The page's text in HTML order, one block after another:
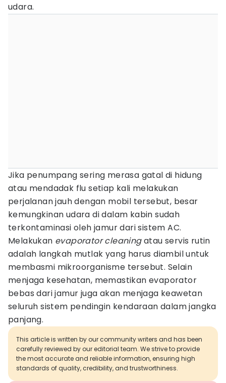
udara.
Jika penumpang sering merasa gatal di hidung
atau mendadak flu setiap kali melakukan
perjalanan jauh dengan mobil tersebut, besar
kemungkinan udara di dalam kabin sudah
terkontaminasi oleh jamur dari sistem AC.
Melakukan evaporator cleaningatau servis rutin
adalah langkah mutlak yang harus diambil untuk
membasmi mikroorganisme tersebut. Selain
menjaga kesehatan, memastikan evaporator
bebas dari jamur juga akan menjaga keawetan
seluruh sistem pendingin kendaraan dalam jangka
panjang.
This article is written by our community writers and has been
carefully reviewed by our editorial team. We strive to provide
the most accurate and reliable information, ensuring high
standards of quality, credibility, and trustworthiness.